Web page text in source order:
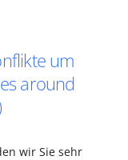
um
around
wir Sie sehr